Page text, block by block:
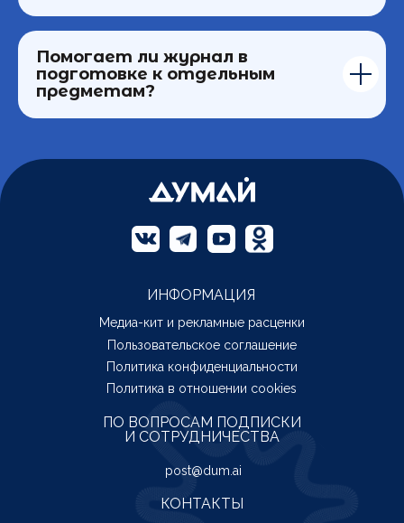
Помогает ли журнал в
подготовке к отдельным
предметам?
КОНТАКТЫ
ПО ВОПРОСАМ ПОДПИСКИ
И СОТРУДНИЧЕСТВА
post@dum.ai
ИНФОРМАЦИЯ
Медиа-кит и рекламные расценки
Пользовательское соглашение
Политика конфиденциальности
Политика в отношении cookies